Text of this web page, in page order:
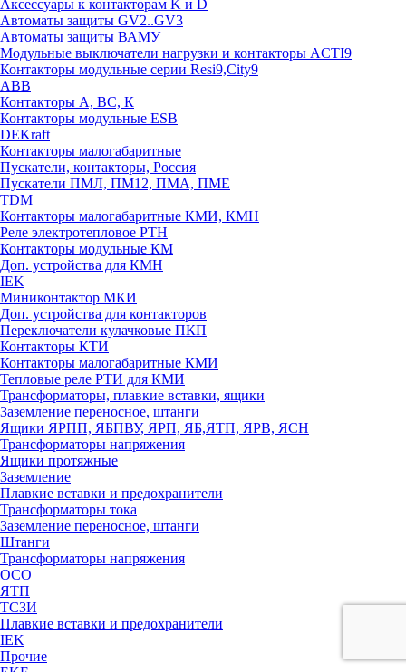
Аксессуары к контакторам K и D
Автоматы защиты GV2..GV3
Автоматы защиты ВАМУ
Модульные выключатели нагрузки и контакторы ACTI9
Контакторы модульные серии Resi9,City9
ABB
Контакторы А, ВС, К
Контакторы модульные ESB
DEKraft
Контакторы малогабаритные
Пускатели, контакторы, Россия
Пускатели ПМЛ, ПМ12, ПМА, ПМЕ
TDM
Контакторы малогабаритные КМИ, КМН
Реле электротепловое РТН
Контакторы модульные КМ
Доп. устройства для КМН
IEK
Миниконтактор МКИ
Доп. устройства для контакторов
Переключатели кулачковые ПКП
Контакторы КТИ
Контакторы малогабаритные КМИ
Тепловые реле РTИ для КМИ
Трансформаторы, плавкие вставки, ящики
Заземление переносное, штанги
Ящики ЯРПП, ЯБПВУ, ЯРП, ЯБ,ЯТП, ЯРВ, ЯСН
Трансформаторы напряжения
Ящики протяжные
Заземление
Плавкие вставки и предохранители
Трансформаторы тока
Заземление переносное, штанги
Штанги
Трансформаторы напряжения
ОСО
ЯТП
ТСЗИ
Плавкие вставки и предохранители
IEK
Прочие